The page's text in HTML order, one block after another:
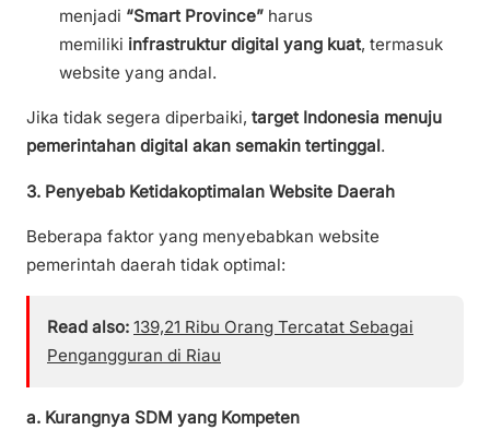
menjadi “Smart Province” harus
memiliki infrastruktur digital yang kuat, termasuk
website yang andal.
Jika tidak segera diperbaiki, target Indonesia menuju
pemerintahan digital akan semakin tertinggal.
3. Penyebab Ketidakoptimalan Website Daerah
Beberapa faktor yang menyebabkan website
pemerintah daerah tidak optimal:
Read also: 139,21 Ribu Orang Tercatat Sebagai
Pengangguran di Riau
a. Kurangnya SDM yang Kompeten